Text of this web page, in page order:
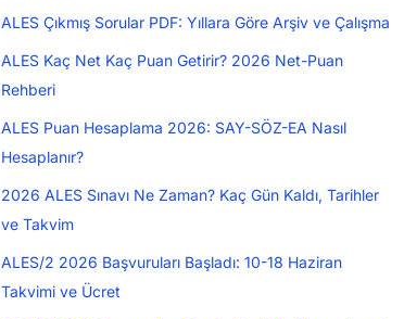
ALES Çıkmış Sorular PDF: Yıllara Göre Arşiv ve Çalışma
ALES Kaç Net Kaç Puan Getirir? 2026 Net-Puan
Rehberi
ALES Puan Hesaplama 2026: SAY-SÖZ-EA Nasıl
Hesaplanır?
2026 ALES Sınavı Ne Zaman? Kaç Gün Kaldı, Tarihler
ve Takvim
ALES/2 2026 Başvuruları Başladı: 10-18 Haziran
Takvimi ve Ücret